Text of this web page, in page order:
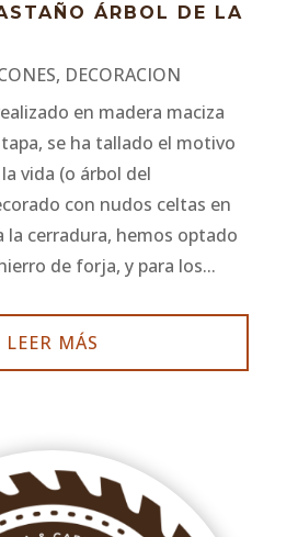
ÁRBOL DE LA
, DECORACION
en madera maciza
se ha tallado el motivo
vida (o árbol del
con nudos celtas en
la cerradura, hemos optado
de forja, y para los...
LEER MÁS